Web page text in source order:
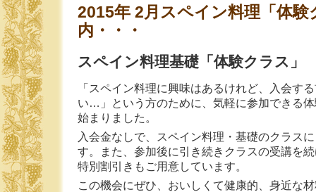
2015年 2月スペイン料理「体
内・・・
スペイン料理基礎「体験クラス
「スペイン料理に興味はあるけれど、入会す
い…」という方のために、気軽に参加できる
始まりました。
入会金なしで、スペイン料理・基礎のクラス
す。また、参加後に引き続きクラスの受講を
特別割引きもご用意しています。
この機会にぜひ、おいしくて健康的、身近な